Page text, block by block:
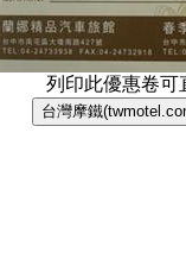
列印此優惠卷可